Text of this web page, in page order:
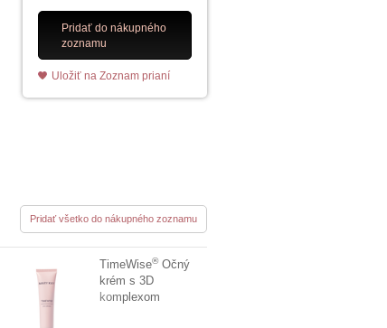
Pridať do nákupného
zoznamu
Uložiť na Zoznam prianí
Pridať všetko do nákupného zoznamu
TimeWise®Očný
krém s 3D
komplexom